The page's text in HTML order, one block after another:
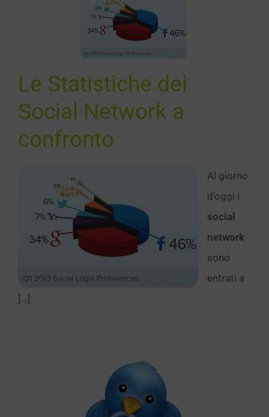
Le Statistiche dei
Social Network a
confronto
Al giorno
d’oggi i
social
network
sono
entrati a
[…]